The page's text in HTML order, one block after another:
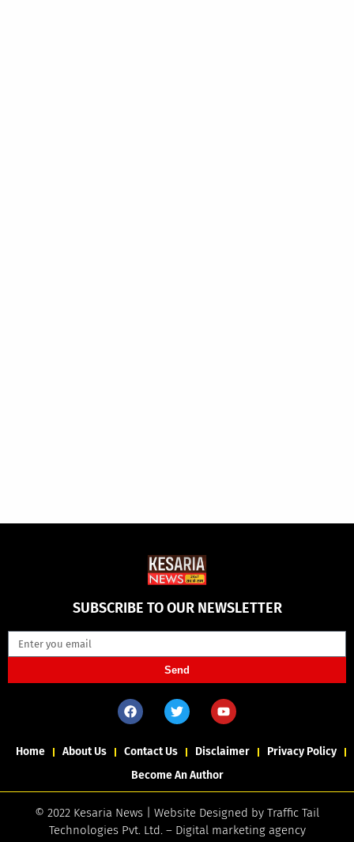
SUBSCRIBE TO OUR NEWSLETTER
Send
Home About Us Contact Us Disclaimer
Privacy Policy
Become An Author
© 2022 Kesaria News | Website Designed by Traffic Tail
Technologies Pvt. Ltd.– Digital marketing agency